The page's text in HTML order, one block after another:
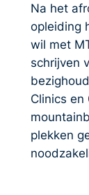
Na het
opleiding
wil met
schrijven
Clinics en
plekken